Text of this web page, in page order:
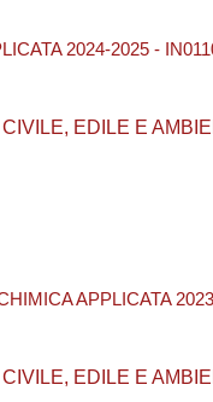
2024-2025 -
EDILE E
APPLICATA
EDILE E